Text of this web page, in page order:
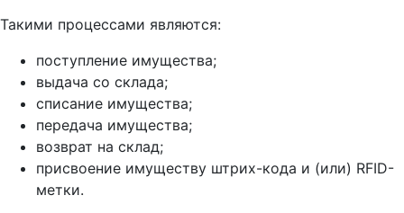
Такими процессами являются:
поступление имущества;
выдача со склада;
списание имущества;
передача имущества;
возврат на склад;
присвоение имуществу штрих-кода и (или) RFID-
метки.